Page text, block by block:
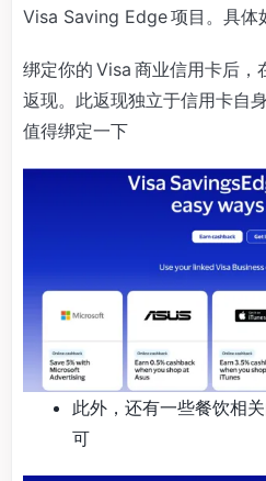
Visa Saving Edge 项目。具体
绑定你的 Visa 商业信用卡后
返现。此返现独立于信用卡自
值得绑定一下
此外，还有一些餐饮相
可